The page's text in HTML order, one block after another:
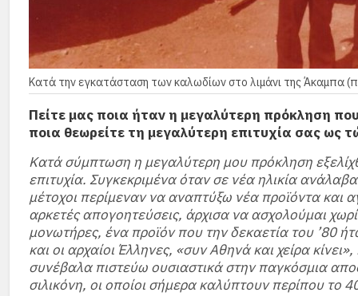
Κατά την εγκατάσταση των καλωδίων στο λιμάνι της Άκαμπα
Πείτε μας ποια ήταν η μεγαλύτερη πρόκληση
ποια θεωρείτε τη μεγαλύτερη επιτυχία σας ως
Κατά σύμπτωση η μεγαλύτερη μου πρόκληση
επιτυχία. Συγκεκριμένα όταν σε νέα ηλικία ανάλαβα
μέτοχοι περίμεναν να αναπτύξω νέα προϊόντα και
αρκετές απογοητεύσεις, άρχισα να ασχολούμαι
μονωτήρες, ένα προϊόν που την δεκαετία του ’80
και οι αρχαίοι Έλληνες, «συν Αθηνά και χείρα
συνέβαλα πιστεύω ουσιαστικά στην παγκόσμια
σιλικόνη, οι οποίοι σήμερα καλύπτουν περίπου